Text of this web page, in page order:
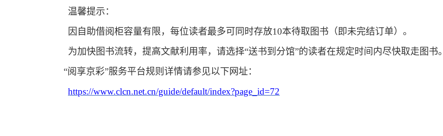
温馨提示：
因自助借阅柜容量有限，每位读者最多可同时存放10本待取图书（即未完结订单）。
为加快图书流转，提高文献利用率，请选择“送书到分馆”的读者在规定时间内尽快取走图书。
“阅享京彩”服务平台规则详情请参见以下网址：
https://www.clcn.net.cn/guide/default/index?page_id=72